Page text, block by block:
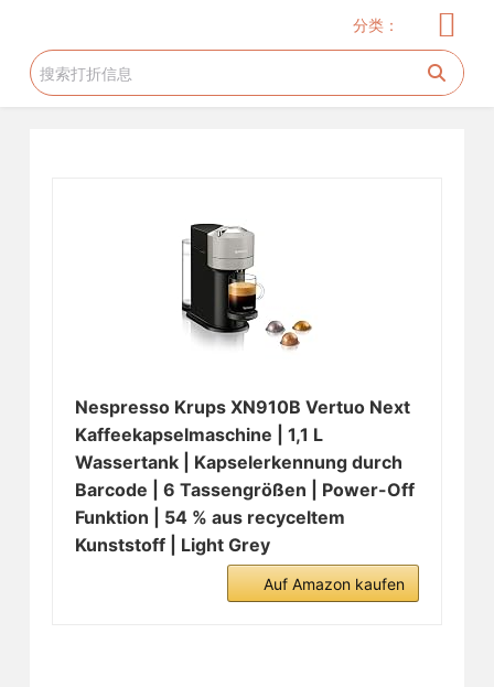
过
内
容
分类：
Nespresso Krups XN910B Vertuo Next
Kaffeekapselmaschine | 1,1 L
Wassertank | Kapselerkennung durch
Barcode | 6 Tassengrößen | Power-Off
Funktion | 54 % aus recyceltem
Kunststoff | Light Grey
Auf Amazon kaufen